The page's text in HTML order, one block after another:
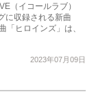
（イコールラブ）
に収録される新曲
「ヒロインズ」は、
2023年07月09日